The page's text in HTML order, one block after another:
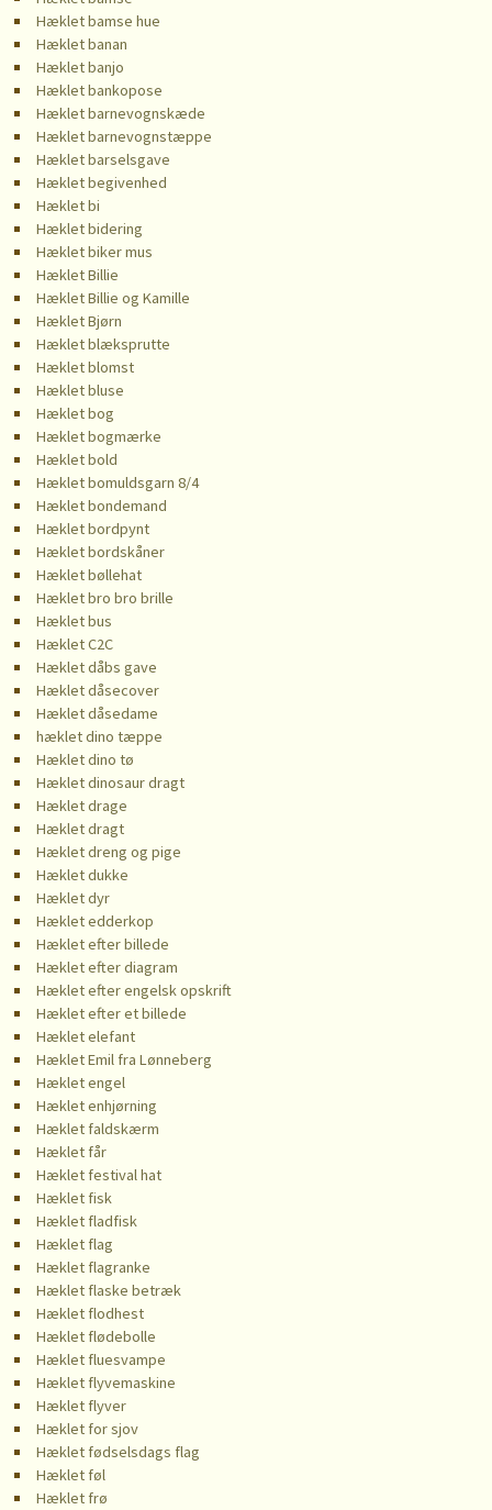
Hæklet bamse hue
Hæklet banan
Hæklet banjo
Hæklet bankopose
Hæklet barnevognskæde
Hæklet barnevognstæppe
Hæklet barselsgave
Hæklet begivenhed
Hæklet bi
Hæklet bidering
Hæklet biker mus
Hæklet Billie
Hæklet Billie og Kamille
Hæklet Bjørn
Hæklet blæksprutte
Hæklet blomst
Hæklet bluse
Hæklet bog
Hæklet bogmærke
Hæklet bold
Hæklet bomuldsgarn 8/4
Hæklet bondemand
Hæklet bordpynt
Hæklet bordskåner
Hæklet bøllehat
Hæklet bro bro brille
Hæklet bus
Hæklet C2C
Hæklet dåbs gave
Hæklet dåsecover
Hæklet dåsedame
hæklet dino tæppe
Hæklet dino tø
Hæklet dinosaur dragt
Hæklet drage
Hæklet dragt
Hæklet dreng og pige
Hæklet dukke
Hæklet dyr
Hæklet edderkop
Hæklet efter billede
Hæklet efter diagram
Hæklet efter engelsk opskrift
Hæklet efter et billede
Hæklet elefant
Hæklet Emil fra Lønneberg
Hæklet engel
Hæklet enhjørning
Hæklet faldskærm
Hæklet får
Hæklet festival hat
Hæklet fisk
Hæklet fladfisk
Hæklet flag
Hæklet flagranke
Hæklet flaske betræk
Hæklet flodhest
Hæklet flødebolle
Hæklet fluesvampe
Hæklet flyvemaskine
Hæklet flyver
Hæklet for sjov
Hæklet fødselsdags flag
Hæklet føl
Hæklet frø